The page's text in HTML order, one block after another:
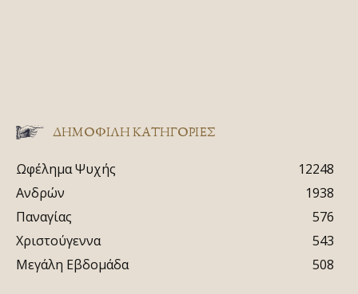
ΔΗΜΟΦΙΛΗ ΚΑΤΗΓΟΡΙΕΣ
Ωφέλημα Ψυχής
12248
Ανδρών
1938
Παναγίας
576
Χριστούγεννα
543
Μεγάλη Εβδομάδα
508